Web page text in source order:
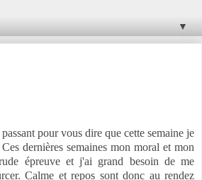
▼
pour vous dire que cette semaine je
dernières semaines mon moral et mon
épreuve et j'ai grand besoin de me
Calme et repos sont donc au rendez